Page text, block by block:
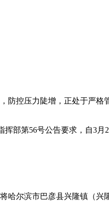
防控压力陡增，正处于严
部第56号公告要求，自3
哈尔滨市巴彦县兴隆镇（